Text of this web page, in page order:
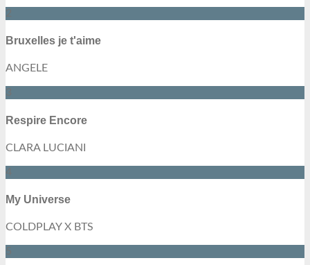
2
Bruxelles je t'aime
ANGELE
3
Respire Encore
CLARA LUCIANI
4
My Universe
COLDPLAY X BTS
5